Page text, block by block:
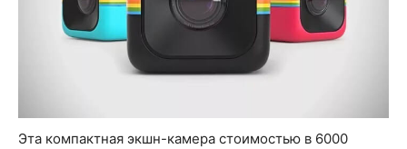
Эта компактная экшн-камера стоимостью в 6000